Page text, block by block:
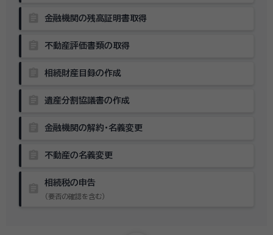
金融機関の残高証明書取得
不動産評価書類の取得
相続財産目録の作成
遺産分割協議書の作成
金融機関の解約・名義変更
不動産の名義変更
相続税の申告
（要否の確認を含む）